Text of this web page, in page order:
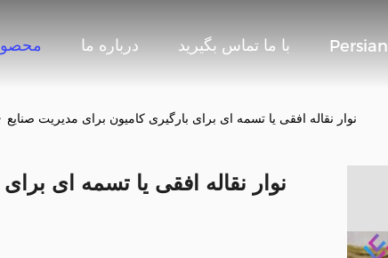
درباره ما با ما تماس بگیرید Persian
نوار نقاله افقی یا تسمه ای برای بارگیری کامیون برای مدیریت صنایع
نوار نقاله افقی یا تسمه ای